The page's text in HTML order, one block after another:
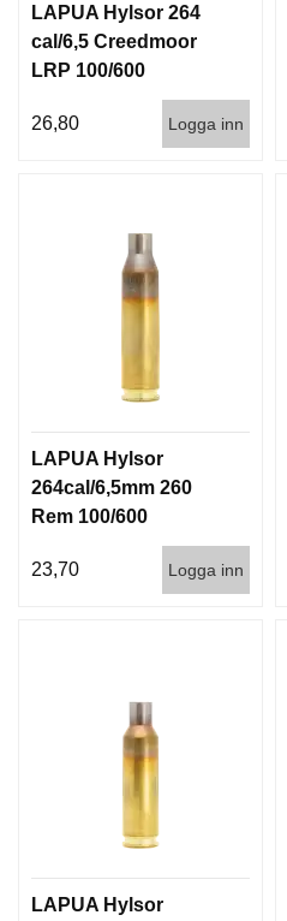
LAPUA Hylsor 264
cal/6,5 Creedmoor
LRP 100/600
26,80 Logga inn
LAPUA Hylsor
264cal/6,5mm 260
Rem 100/600
23,70 Logga inn
LAPUA Hylsor